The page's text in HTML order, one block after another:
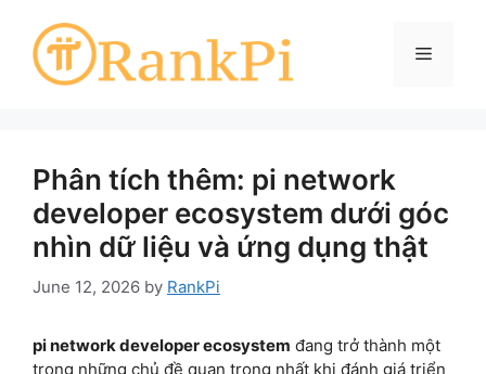
content
Menu
Phân tích thêm: pi network
developer ecosystem dưới góc
nhìn dữ liệu và ứng dụng thật
June 12, 2026 by RankPi
pi network developer ecosystem đang trở thành một
trong những chủ đề quan trọng nhất khi đánh giá triển